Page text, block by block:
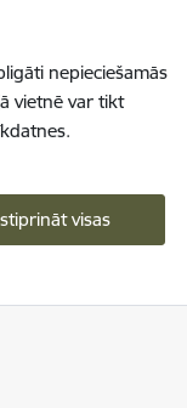
nepieciešamās
vietnē var tikt
visas